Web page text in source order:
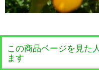
この商品ページを見た
ます